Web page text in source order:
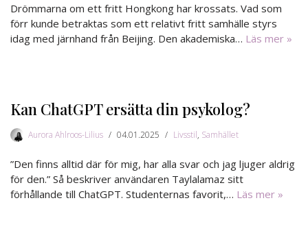
Drömmarna om ett fritt Hongkong har krossats. Vad som
förr kunde betraktas som ett relativt fritt samhälle styrs
idag med järnhand från Beijing. Den akademiska… Läs mer »
Kan ChatGPT ersätta din psykolog?
Aurora Ahlroos-Lilius 04.01.2025 Livsstil, Samhället
”Den finns alltid där för mig, har alla svar och jag ljuger aldrig
för den.” Så beskriver användaren Taylalamaz sitt
förhållande till ChatGPT. Studenternas favorit,… Läs mer »